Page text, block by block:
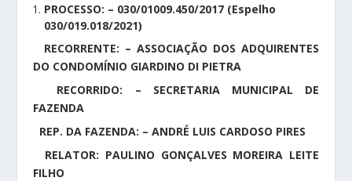
PROCESSO: – 030/01009.450/2017 (Espelho
030/019.018/2021)
RECORRENTE: – ASSOCIAÇÃO DOS ADQUIRENTES
DO CONDOMÍNIO GIARDINO DI PIETRA
RECORRIDO: – SECRETARIA MUNICIPAL DE
FAZENDA
REP. DA FAZENDA: – ANDRÉ LUIS CARDOSO PIRES
RELATOR: PAULINO GONÇALVES MOREIRA LEITE
FILHO